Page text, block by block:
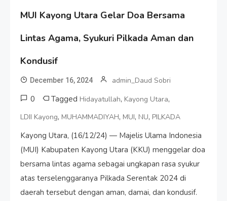
MUI Kayong Utara Gelar Doa Bersama
Lintas Agama, Syukuri Pilkada Aman dan
Kondusif
December 16, 2024 admin_Daud Sobri
0 Tagged Hidayatullah, Kayong Utara,
LDII Kayong, MUHAMMADIYAH, MUI, NU, PILKADA
Kayong Utara, (16/12/24) — Majelis Ulama Indonesia
(MUI) Kabupaten Kayong Utara (KKU) menggelar doa
bersama lintas agama sebagai ungkapan rasa syukur
atas terselenggaranya Pilkada Serentak 2024 di
daerah tersebut dengan aman, damai, dan kondusif.